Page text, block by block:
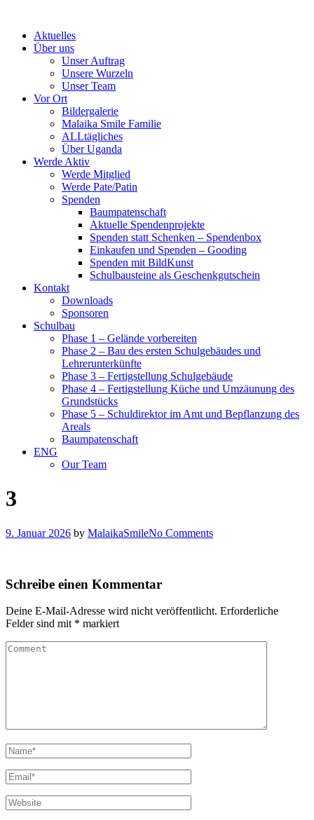
contentAktuelles
Über uns
Unser Auftrag
Unsere Wurzeln
Unser Team
Vor Ort
Bildergalerie
Malaika Smile Familie
ALLtägliches
Über Uganda
Werde Aktiv
Werde Mitglied
Werde Pate/Patin
Spenden
Baumpatenschaft
Aktuelle Spendenprojekte
Spenden statt Schenken – Spendenbox
Einkaufen und Spenden – Gooding
Spenden mit BildKunst
Schulbausteine als Geschenkgutschein
Kontakt
Downloads
Sponsoren
Schulbau
Phase 1 – Gelände vorbereiten
Phase 2 – Bau des ersten Schulgebäudes und
Lehrerunterkünfte
Phase 3 – Fertigstellung Schulgebäude
Phase 4 – Fertigstellung Küche und Umzäunung des
Grundstücks
Phase 5 – Schuldirektor im Amt und Bepflanzung des
Areals
Baumpatenschaft
ENG
Our Team
3
9. Januar 2026 by MalaikaSmileNo Comments
Schreibe einen Kommentar
Deine E-Mail-Adresse wird nicht veröffentlicht. Erforderliche
Felder sind mit * markiert